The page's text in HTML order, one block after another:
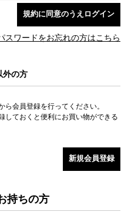
スワードをお忘れの方はこちら
外の方
ら会員登録を行ってください。
しておくと便利にお買い物ができる
持ちの方